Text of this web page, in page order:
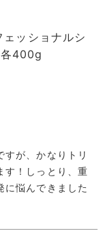
ェッショナルシ
400g
が、かなりトリ
す！しっとり、重
悩んできました